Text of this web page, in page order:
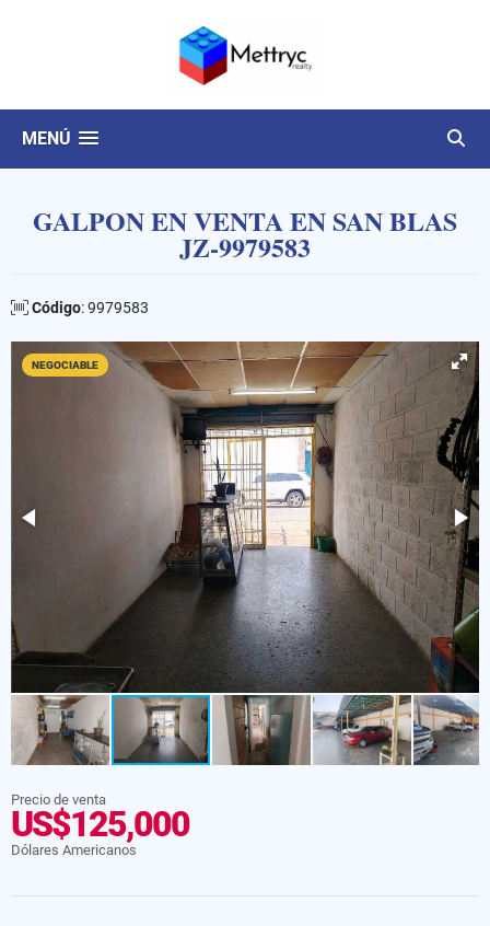
MENÚ
GALPON EN VENTA EN SAN BLAS
JZ-9979583
Código: 9979583
NEGOCIABLE
Precio de venta
US$125,000
Dólares Americanos